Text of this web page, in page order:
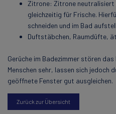
Zurück zur Übersicht
Zitrone: Zitrone
gleichzeitig für Frische.
schneiden und im Bad
Duftstäbchen, Raumdüfte,
Gerüche im Badezimmer stören
Menschen sehr, lassen sich jedoch
geöffnete Fenster gut ausgleichen.